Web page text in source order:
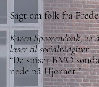
Sagt om folk fra
Karen Spoorendonk, 22
læser til socialrådgiver.
“De spiser BMO
nede på Hjørnet!”